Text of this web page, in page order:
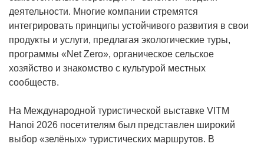
деятельности. Многие компании стремятся
интегрировать принципы устойчивого развития в свои
продукты и услуги, предлагая экологические туры,
программы «Net Zero», органическое сельское
хозяйство и знакомство с культурой местных
сообществ.
На Международной туристической выставке VITM
Hanoi 2026 посетителям был представлен широкий
выбор «зелёных» туристических маршрутов. В